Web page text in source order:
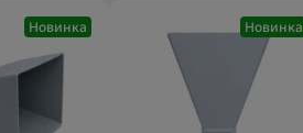
Новинка Новинка